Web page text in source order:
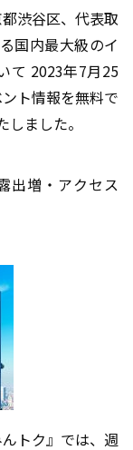
渋谷区、代表取
国内最大級のイ
て 2023年7月25
ト情報を無料で
ました。
増・アクセス
トク』では、週